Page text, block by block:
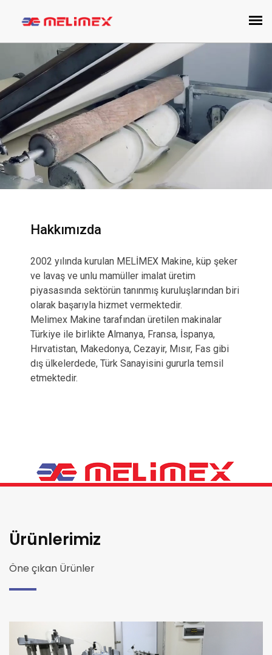
Hakkımızda
2002 yılında kurulan MELİMEX Makine, küp şeker
ve lavaş ve unlu mamüller imalat üretim
piyasasında sektörün tanınmış kuruluşlarından biri
olarak başarıyla hizmet vermektedir.
Melimex Makine tarafından üretilen makinalar
Türkiye ile birlikte Almanya, Fransa, İspanya,
Hırvatistan, Makedonya, Cezayir, Mısır, Fas gibi
dış ülkelerdede, Türk Sanayisini gururla temsil
etmektedir.
Ürünlerimiz
Öne çıkan Ürünler